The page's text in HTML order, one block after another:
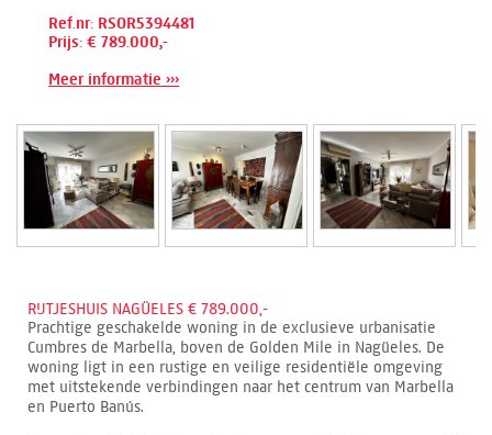
Ref.nr: RSOR5394481
Prijs: € 789.000,-
Meer informatie ›››
RIJTJESHUIS NAGÜELES € 789.000,-
Prachtige geschakelde woning in de exclusieve urbanisatie
Cumbres de Marbella, boven de Golden Mile in Nagüeles. De
woning ligt in een rustige en veilige residentiële omgeving
met uitstekende verbindingen naar het centrum van Marbella
en Puerto Banús.